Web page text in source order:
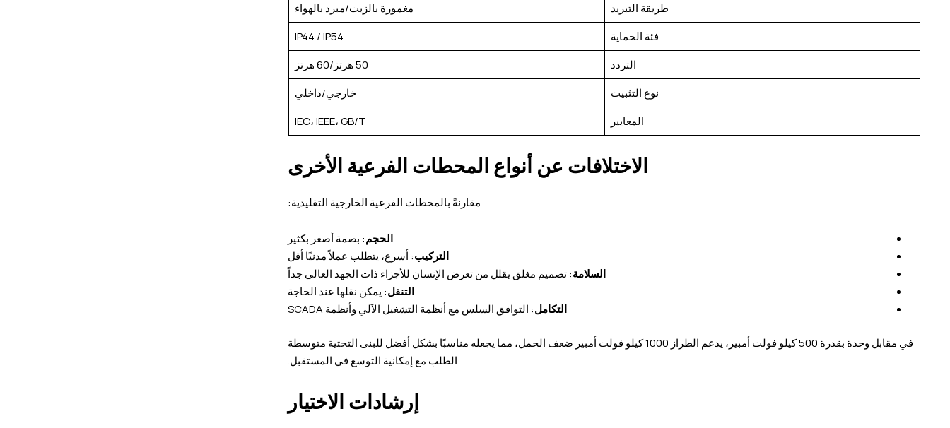
طريقة التبريد
مغمورة بالزيت/مبرد بالهواء
فئة الحماية
IP44 / IP54
التردد
50 هرتز/60 هرتز
نوع التثبيت
خارجي/داخلي
المعايير
IEC، IEEE، GB/T
الاختلافات عن أنواع المحطات الفرعية الأخرى
مقارنةً بالمحطات الفرعية الخارجية التقليدية:
الحجم: بصمة أصغر بكثير
التركيب: أسرع، يتطلب عملاً مدنيًا أقل
السلامة: تصميم مغلق يقلل من تعرض الإنسان للأجزاء ذات الجهد العالي جداً
التنقل: يمكن نقلها عند الحاجة
التكامل: التوافق السلس مع أنظمة التشغيل الآلي وأنظمة SCADA
في مقابل وحدة بقدرة 500 كيلو فولت أمبير، يدعم الطراز 1000 كيلو فولت أمبير ضعف الحمل، مما يجعله مناسبًا بشكل أفضل للبنى التحتية متوسطة
الطلب مع إمكانية التوسع في المستقبل.
إرشادات الاختيار